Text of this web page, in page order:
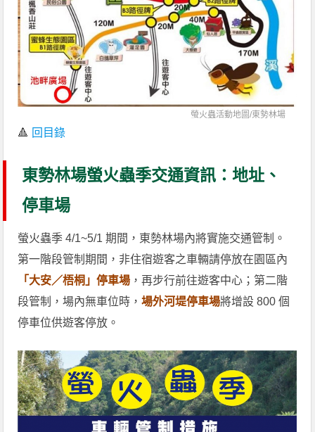
螢火蟲活動地圖/東勢林場
🔺 回目錄
東勢林場螢火蟲季交通資訊：地址、
停車場
螢火蟲季 4/1~5/1 期間，東勢林場內將實施交通管制。
第一階段管制期間，非住宿遊客之車輛請停放在園區內
「大安／梧桐」停車場 ，再步行前往遊客中心；第二階
段管制，場內無車位時，場外河堤停車場將增設 800 個
停車位供遊客停放。